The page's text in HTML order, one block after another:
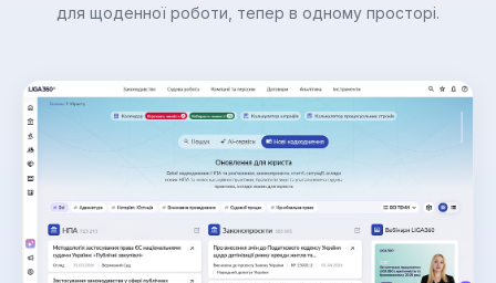
для щоденної роботи, тепер в одному просторі.